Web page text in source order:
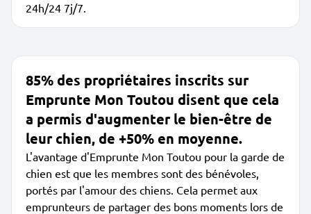
24h/24 7j/7.
85% des propriétaires inscrits sur
Emprunte Mon Toutou disent que cela
a permis d'augmenter le bien-être de
leur chien, de +50% en moyenne.
L'avantage d'Emprunte Mon Toutou pour la garde de
chien est que les membres sont des bénévoles,
portés par l'amour des chiens. Cela permet aux
emprunteurs de partager des bons moments lors de